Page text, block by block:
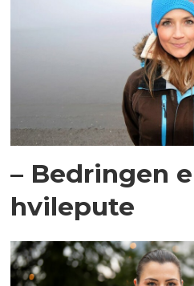
– Bedringen
hvilepute